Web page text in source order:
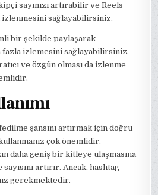
sayınızı artırabilir ve Reels
izlenmesini sağlayabilirsiniz.
bir şekilde paylaşarak
izlemesini sağlayabilirsiniz.
ve özgün olması da izlenme
şansını artırmak için doğru
çok önemlidir.
daha geniş bir kitleye ulaşmasına
artırır. Ancak, hashtag
gerekmektedir.